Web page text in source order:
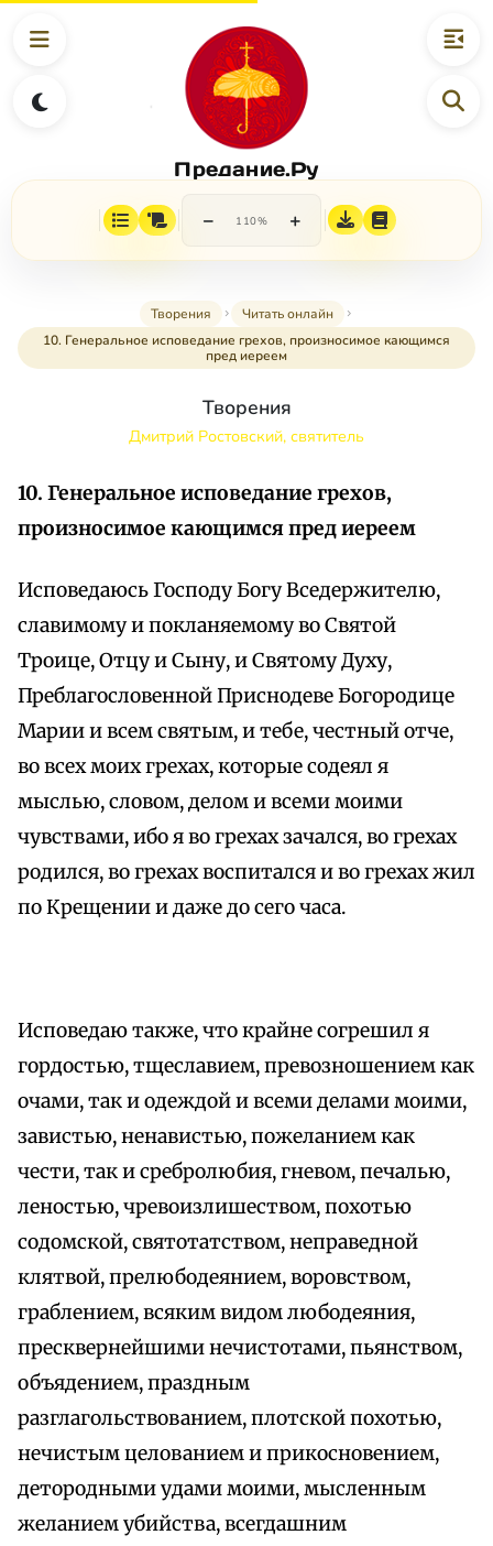
Предание.Ру
− 110% +
Творения
Читать онлайн
10. Генеральное исповедание грехов, произносимое кающимся
пред иереем
Творения
Дмитрий Ростовский, святитель
10. Генеральное исповедание грехов,
произносимое кающимся пред иереем
Исповедаюсь Господу Богу Вседержителю,
славимому и покланяемому во Святой
Троице, Отцу и Сыну, и Святому Духу,
Преблагословенной Приснодеве Богородице
Марии и всем святым, и тебе, честный отче,
во всех моих грехах, которые содеял я
мыслью, словом, делом и всеми моими
чувствами, ибо я во грехах зачался, во грехах
родился, во грехах воспитался и во грехах жил
по Крещении и даже до сего часа.
Исповедаю также, что крайне согрешил я
гордостью, тщеславием, превозношением как
очами, так и одеждой и всеми делами моими,
завистью, ненавистью, пожеланием как
чести, так и сребролюбия, гневом, печалью,
леностью, чревоизлишеством, похотью
содомской, святотатством, неправедной
клятвой, прелюбодеянием, воровством,
граблением, всяким видом любодеяния,
пресквернейшими нечистотами, пьянством,
объядением, праздным
разглагольствованием, плотской похотью,
нечистым целованием и прикосновением,
детородными удами моими, мысленным
желанием убийства, всегдашним